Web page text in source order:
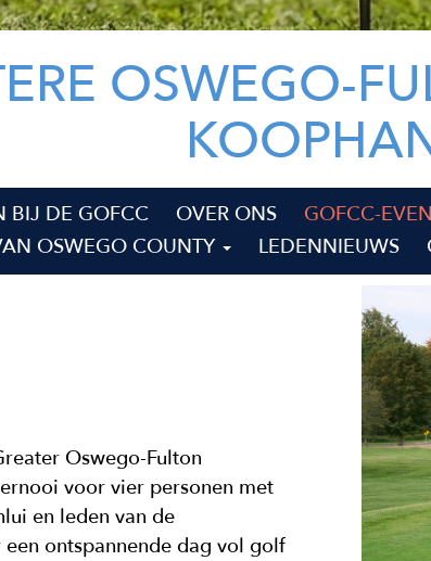
OSWEGO-
BIJ DE GOFCC OVER ONS GOFCC-
OSWEGO COUNTY
LEDENNIEUWS
Oswego-Fulton
voor vier personen met
en leden van de
ontspannende dag vol golf